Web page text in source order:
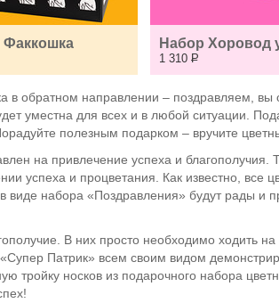
Факкошка Набор Хоровод
1 310 Р
в обратном направлении – поздравляем,
уместна для всех и в любой ситуации.
полезным подарком – вручите
на привлечение успеха и
успеха и процветания. Как известно, все
набора «Поздравления» будут рады и
В них просто необходимо ходить
Патрик» всем своим видом
тройку носков из подарочного набора